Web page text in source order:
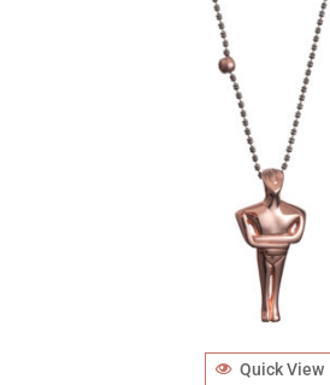
Quick View